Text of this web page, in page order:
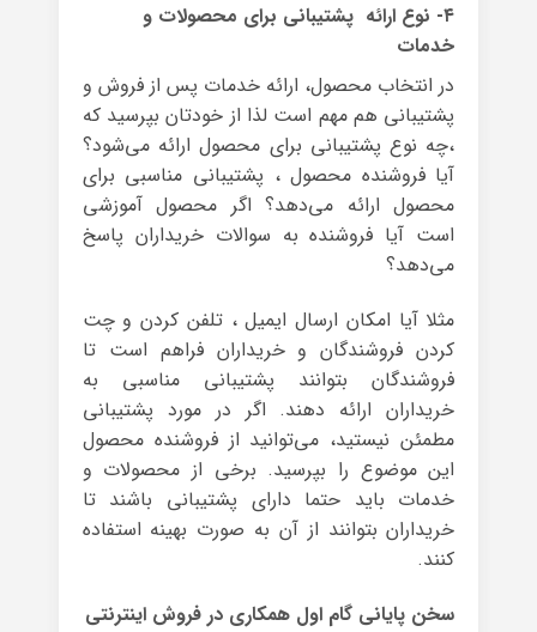
۴- نوع ارائه پشتیبانی برای محصولات و
خدمات
در انتخاب محصول، ارائه خدمات پس از فروش و
پشتیبانی هم مهم است لذا از خودتان بپرسید که
،چه نوع پشتیبانی برای محصول ارائه می‌شود؟
آیا فروشنده محصول ، پشتیبانی مناسبی برای
محصول ارائه می‌دهد؟ اگر محصول آموزشی
است آیا فروشنده به سوالات خریداران پاسخ
می‌دهد؟
مثلا آیا امکان ارسال ایمیل ، تلفن کردن و چت
کردن فروشندگان و خریداران فراهم است تا
فروشندگان بتوانند پشتیبانی مناسبی به
خریداران ارائه دهند. اگر در مورد پشتیبانی
مطمئن نیستید، می‌توانید از فروشنده محصول
این موضوع را بپرسید. برخی از محصولات و
خدمات باید حتما دارای پشتیبانی باشند تا
خریداران بتوانند از آن به صورت بهینه استفاده
کنند.
سخن پایانی گام اول همکاری در فروش اینترنتی